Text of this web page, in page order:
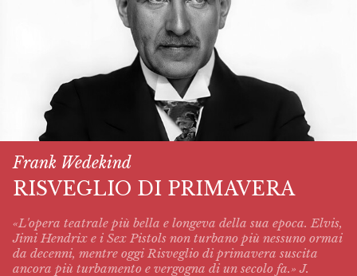
Frank Wedekind
RISVEGLIO DI PRIMAVERA
«L'opera teatrale più bella e longeva della sua epoca. Elvis,
Jimi Hendrix e i Sex Pistols non turbano più nessuno ormai
da decenni, mentre oggi Risveglio di primavera suscita
ancora più turbamento e vergogna di un secolo fa.» J.